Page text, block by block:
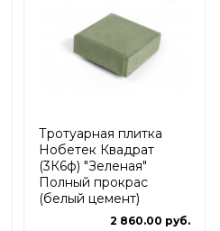
Тротуарная плитка
Нобетек Квадрат
(3К6ф) "Зеленая"
Полный прокрас
(белый цемент)
2 860.00 руб.